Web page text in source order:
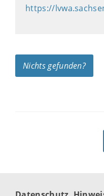
https://
Nichts gefunden?